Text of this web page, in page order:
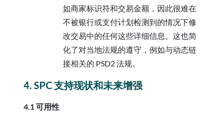
如商家标识符和交易金额，因此很难在
不被银行或支付计划检测到的情况下修
改交易中的任何这些详细信息。这也简
化了对当地法规的遵守，例如与动态链
接相关的 PSD2 法规。
4. SPC 支持现状和未来增强
4.1 可用性